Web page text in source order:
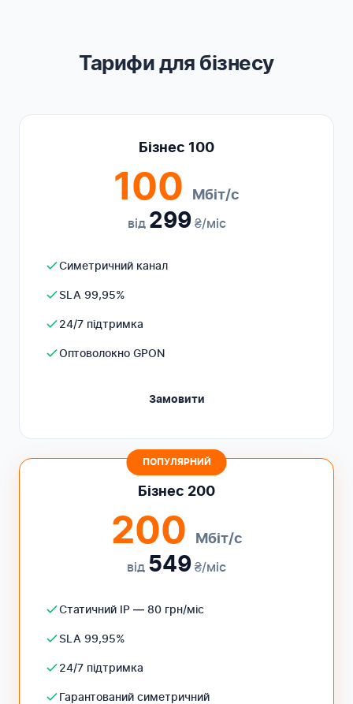
Тарифи для бізнесу
Бізнес 100
100 Мбіт/с
від 299₴/міс
Симетричний канал
SLA 99,95%
24/7 підтримка
Оптоволокно GPON
Замовити
ПОПУЛЯРНИЙ
Бізнес 200
200 Мбіт/с
від 549 ₴/міс
Статичний IP — 80 грн/міс
SLA 99,95%
24/7 підтримка
Гарантований симетричний